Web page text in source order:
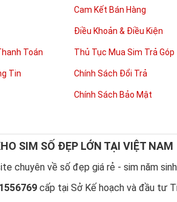
Vua nên được nhiều người
Toán
Tin
Cam Kết Bán Hàng
Điều Khoản & Điều Kiện
Thủ Tục Mua Sim Trả Góp
Chính Sách Đổi Trả
Chính Sách Bảo Mật
SIM SỐ ĐẸP LỚN TẠI VIỆT NAM
chuyên về số đẹp giá rẻ - sim năm
cấp tại Sở Kế hoạch và đầu tư